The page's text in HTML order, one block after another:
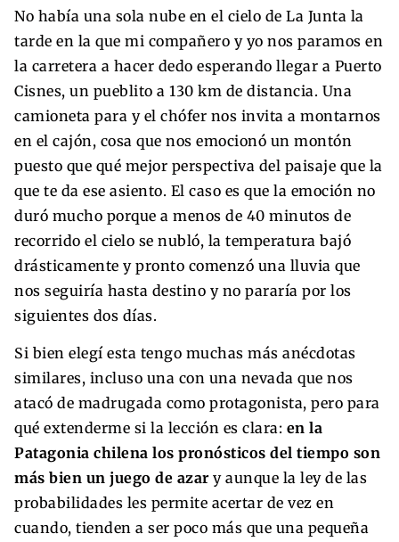
No había una sola nube en el cielo de La Junta la
tarde en la que mi compañero y yo nos paramos en
la carretera a hacer dedo esperando llegar a Puerto
Cisnes, un pueblito a 130 km de distancia. Una
camioneta para y el chófer nos invita a montarnos
en el cajón, cosa que nos emocionó un montón
puesto que qué mejor perspectiva del paisaje que la
que te da ese asiento. El caso es que la emoción no
duró mucho porque a menos de 40 minutos de
recorrido el cielo se nubló, la temperatura bajó
drásticamente y pronto comenzó una lluvia que
nos seguiría hasta destino y no pararía por los
siguientes dos días.
Si bien elegí esta tengo muchas más anécdotas
similares, incluso una con una nevada que nos
atacó de madrugada como protagonista, pero para
qué extenderme si la lección es clara: en la
Patagonia chilena los pronósticos del tiempo son
más bien un juego de azary aunque la ley de las
probabilidades les permite acertar de vez en
cuando, tienden a ser poco más que una pequeña